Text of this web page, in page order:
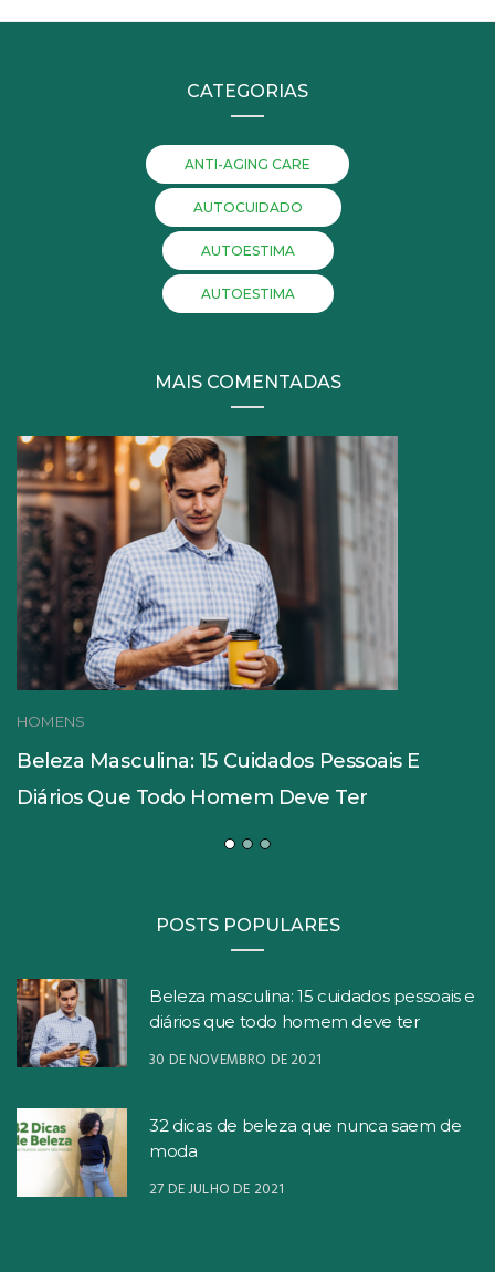
CATEGORIAS
ANTI-AGING CARE
AUTOCUIDADO
AUTOESTIMA
AUTOESTIMA
MAIS COMENTADAS
HOMENS
Beleza Masculina: 15 Cuidados Pessoais E
Diários Que Todo Homem Deve Ter
POSTS POPULARES
Beleza masculina: 15 cuidados pessoais e
diários que todo homem deve ter
30 DE NOVEMBRO DE 2021
32 dicas de beleza que nunca saem de
moda
27 DE JULHO DE 2021